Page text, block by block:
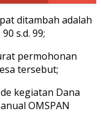
ditambah adalah
s.d. 99;
permohonan
tersebut;
kegiatan Dana
OMSPAN